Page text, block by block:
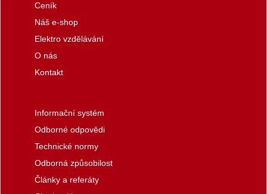
Ceník
Náš e-shop
Elektro vzdělávání
O nás
Kontakt
Informační systém
Odborné odpovědi
Technické normy
Odborná způsobilost
Články a referáty